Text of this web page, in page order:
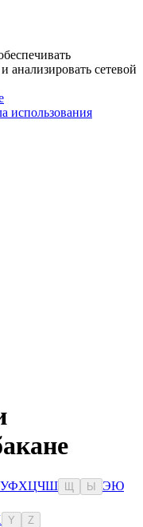
анализировать сетевой
использования
УФХЦЧШ Ы ЭЮ
Y Z